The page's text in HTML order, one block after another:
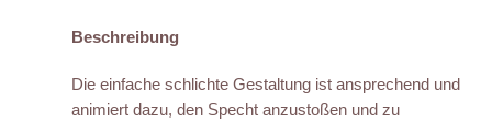
Beschreibung
Die einfache schlichte Gestaltung ist ansprechend und
animiert dazu, den Specht anzustoßen und zu